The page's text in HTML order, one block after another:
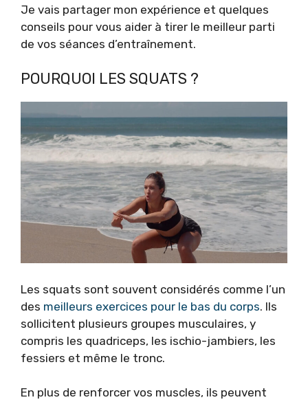
Je vais partager mon expérience et quelques
conseils pour vous aider à tirer le meilleur parti
de vos séances d’entraînement.
POURQUOI LES SQUATS ?
Les squats sont souvent considérés comme l’un
des meilleurs exercices pour le bas du corps. Ils
sollicitent plusieurs groupes musculaires, y
compris les quadriceps, les ischio-jambiers, les
fessiers et même le tronc.
En plus de renforcer vos muscles, ils peuvent